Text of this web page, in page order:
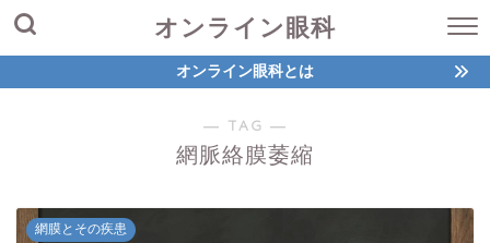
オンライン眼科
オンライン眼科とは
― TAG ―
網脈絡膜萎縮
網膜とその疾患